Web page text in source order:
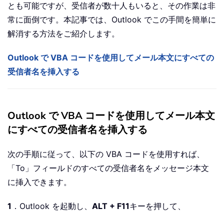
とも可能ですが、受信者が数十人もいると、その作業は非
常に面倒です。本記事では、Outlook でこの手間を簡単に
解消する方法をご紹介します。
Outlook で VBA コードを使用してメール本文にすべての
受信者名を挿入する
Outlook で VBA コードを使用してメール本文
にすべての受信者名を挿入する
次の手順に従って、以下の VBA コードを使用すれば、
「To」フィールドのすべての受信者名をメッセージ本文
に挿入できます。
1 ．Outlook を起動し、 ALT + F11キーを押して、